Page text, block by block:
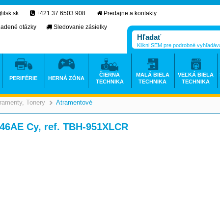
Tonery >
Atramentové
Cy, ref. TBH-951XLCR
+421 37 6503 908
Predajne a kontakty
otázky
Sledovanie zásielky
Klikni SEM pre podrobné
PERIFÉRIE HERNÁ ZÓNA
ČIERNA
TECHNIKA
MALÁ BIELA
TECHNIKA
VEĽKÁ BIELA
TECHNIKA